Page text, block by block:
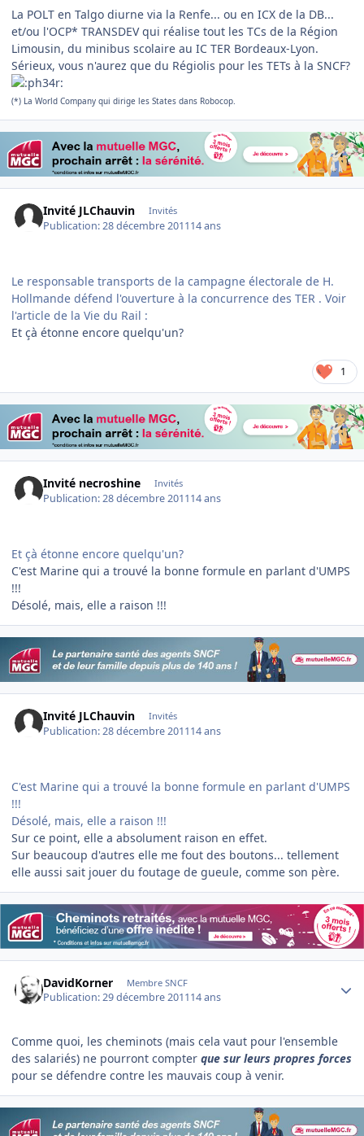
La POLT en Talgo diurne via la Renfe... ou en ICX de la DB...
et/ou l'OCP* TRANSDEV qui réalise tout les TCs de la Région
Limousin, du minibus scolaire au IC TER Bordeaux-Lyon.
Sérieux, vous n'aurez que du Régiolis pour les TETs à la SNCF?
(*) La World Company qui dirige les States dans Robocop.
Invité JLChauvin Invités
Publication:28 décembre 201114 ans
Le responsable transports de la campagne électorale de H.
Hollmande défend l'ouverture à la concurrence des TER . Voir
l'article de la Vie du Rail :
Et çà étonne encore quelqu'un?
1
Invité necroshine Invités
Publication:28 décembre 201114 ans
Et çà étonne encore quelqu'un?
C'est Marine qui a trouvé la bonne formule en parlant d'UMPS
!!!
Désolé, mais, elle a raison !!!
Invité JLChauvin Invités
Publication:28 décembre 201114 ans
C'est Marine qui a trouvé la bonne formule en parlant d'UMPS
!!!
Désolé, mais, elle a raison !!!
Sur ce point, elle a absolument raison en effet.
Sur beaucoup d'autres elle me fout des boutons... tellement
elle aussi sait jouer du foutage de gueule, comme son père.
DavidKorner Membre SNCF
Publication:29 décembre 201114 ans
Comme quoi, les cheminots (mais cela vaut pour l'ensemble
des salariés) ne pourront compter que sur leurs propres forces
pour se défendre contre les mauvais coup à venir.